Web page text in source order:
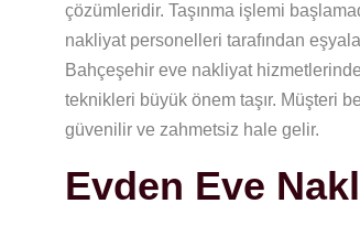
çözümleridir. Taşınma işlemi
nakliyat personelleri tarafından
Bahçeşehir eve nakliyat
teknikleri büyük önem taşır. Müşteri
güvenilir ve zahmetsiz hale gelir.
Evden Eve